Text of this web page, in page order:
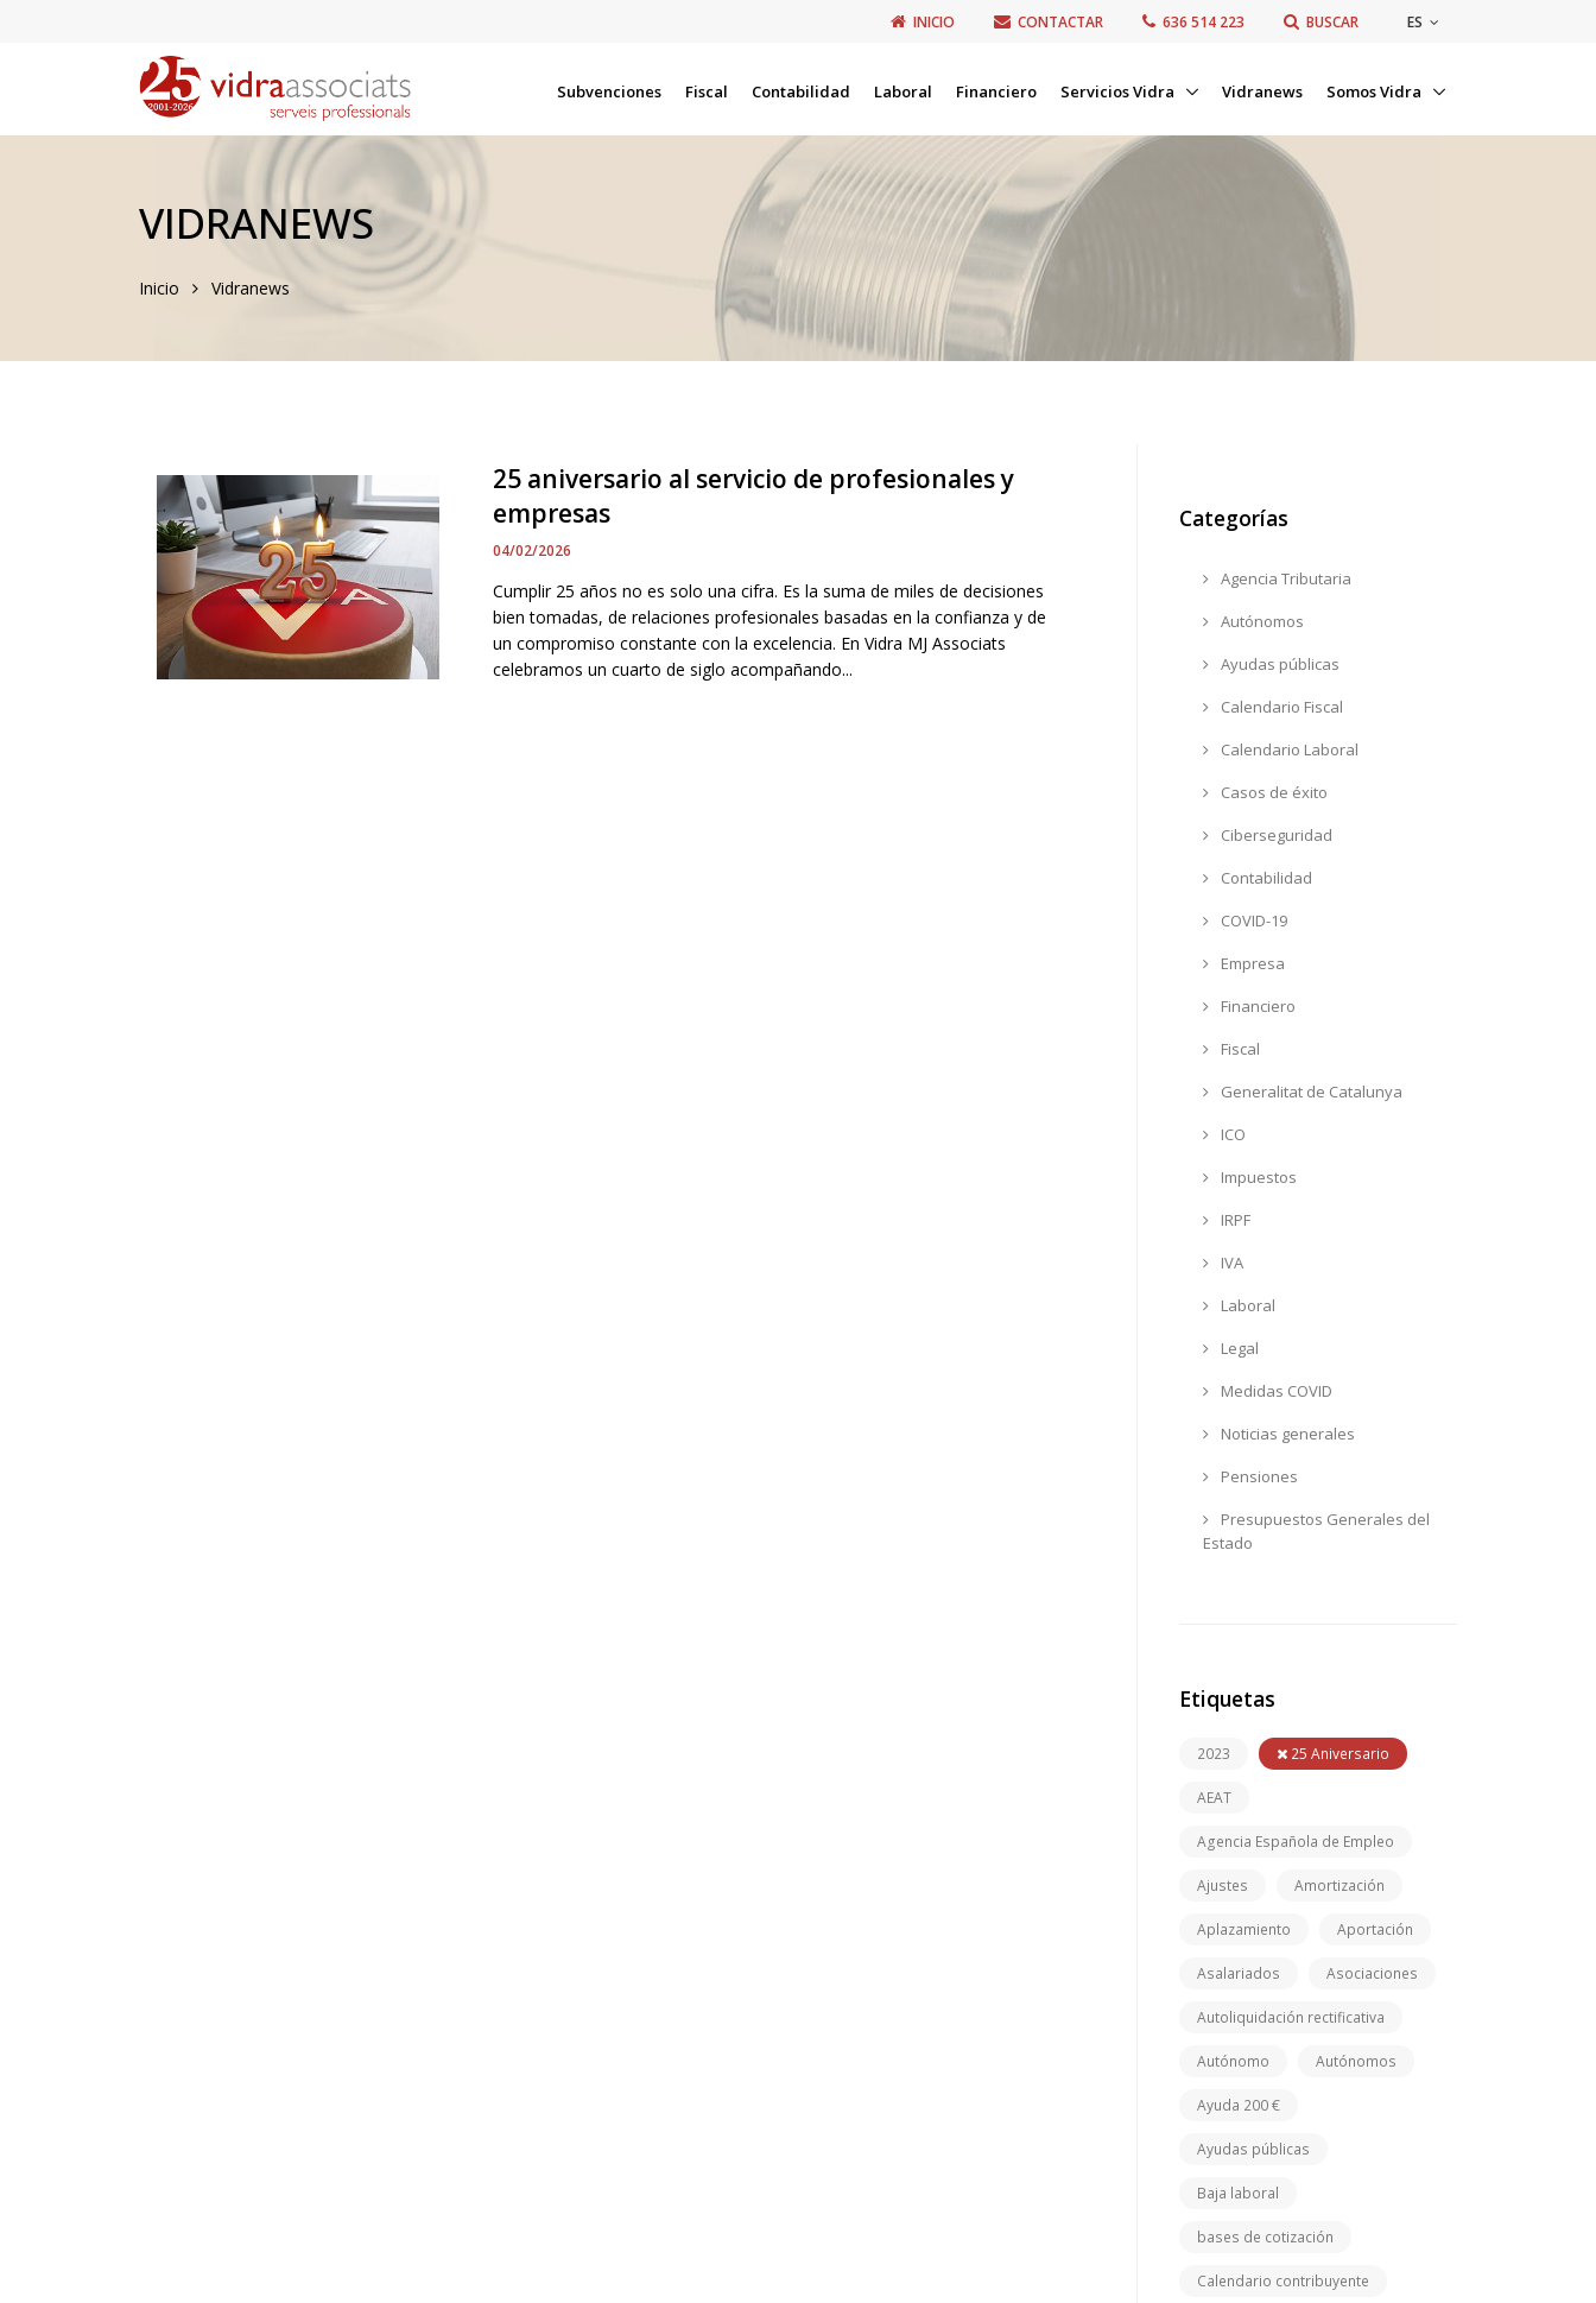
INICIO CONTACTAR 636 514 223 BUSCAR ES
Subvenciones Fiscal Contabilidad Laboral Financiero Servicios Vidra Vidranews Somos Vidra
VIDRANEWS
Inicio Vidranews
25 aniversario al servicio de profesionales y
empresas
04/02/2026
Cumplir 25 años no es solo una cifra. Es la suma de miles de decisiones
bien tomadas, de relaciones profesionales basadas en la confianza y de
un compromiso constante con la excelencia. En Vidra MJ Associats
celebramos un cuarto de siglo acompañando...
Categorías
Agencia Tributaria
Autónomos
Ayudas públicas
Calendario Fiscal
Calendario Laboral
Casos de éxito
Ciberseguridad
Contabilidad
COVID-19
Empresa
Financiero
Fiscal
Generalitat de Catalunya
ICO
Impuestos
IRPF
IVA
Laboral
Legal
Medidas COVID
Noticias generales
Pensiones
Presupuestos Generales del
Estado
Etiquetas
2023 25 Aniversario
AEAT
Agencia Española de Empleo
Ajustes Amortización
Aplazamiento Aportación
Asalariados Asociaciones
Autoliquidación rectificativa
Autónomo Autónomos
Ayuda 200 €
Ayudas públicas
Baja laboral
bases de cotización
Calendario contribuyente